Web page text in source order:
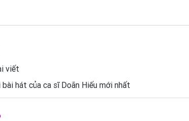
viết
hát của ca sĩ Doãn Hiếu mới nhất